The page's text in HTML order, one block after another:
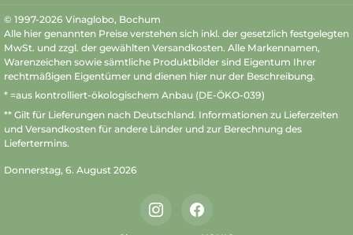
© 1997-2026 Vinaglobo, Bochum
Alle hier genannten Preise verstehen sich inkl. der gesetzlich festgelegten
MwSt. und zzgl. der gewählten Versandkosten. Alle Markennamen,
Warenzeichen sowie sämtliche Produktbilder sind Eigentum Ihrer
rechtmäßigen Eigentümer und dienen hier nur der Beschreibung.
* =aus kontrolliert-ökologischem Anbau (DE-ÖKO-039)
** Gilt für Lieferungen nach Deutschland. Informationen zu Lieferzeiten
und Versandkosten für andere Länder und zur Berechnung des
Liefertermins.
Donnerstag, 6. August 2026
InstagramFacebook